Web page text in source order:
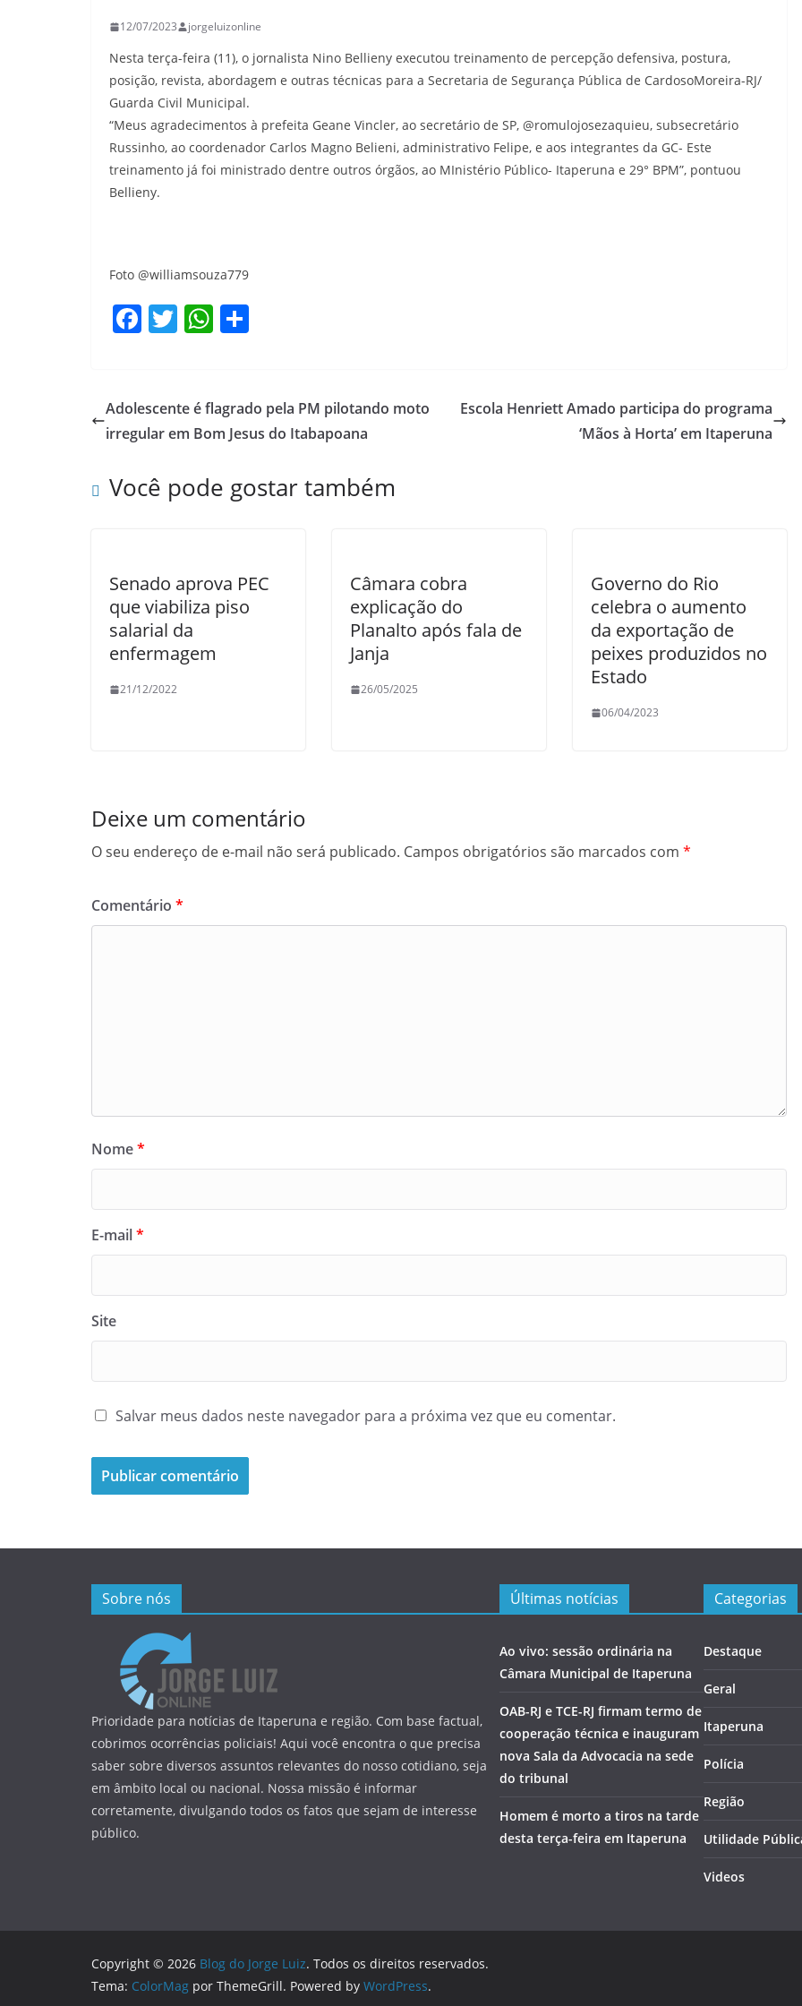
12/07/2023 jorgeluizonline
Nesta terça-feira (11), o jornalista Nino Bellieny executou treinamento de percepção defensiva, postura,
posição, revista, abordagem e outras técnicas para a Secretaria de Segurança Pública de CardosoMoreira-RJ/
Guarda Civil Municipal.
“Meus agradecimentos à prefeita Geane Vincler, ao secretário de SP, @romulojosezaquieu, subsecretário
Russinho, ao coordenador Carlos Magno Belieni, administrativo Felipe, e aos integrantes da GC- Este
treinamento já foi ministrado dentre outros órgãos, ao MInistério Público- Itaperuna e 29° BPM”, pontuou
Bellieny.
Foto @williamsouza779
F
e
b
o
T
er
W
s
A
p
e
Adolescente é flagrado pela PM pilotando moto
irregular em Bom Jesus do Itabapoana
Escola Henriett Amado participa do programa
‘Mãos à Horta’ em Itaperuna
Você pode gostar também
Senado aprova PEC
que viabiliza piso
salarial da
enfermagem
21/12/2022
Câmara cobra
explicação do
Planalto após fala de
Janja
26/05/2025
Governo do Rio
celebra o aumento
da exportação de
peixes produzidos no
Estado
06/04/2023
Deixe um comentário
O seu endereço de e-mail não será publicado. Campos obrigatórios são marcados com *
Comentário *
Nome*
E-mail*
Site
Salvar meus dados neste navegador para a próxima vez que eu comentar.
Sobre nós
Prioridade para notícias de Itaperuna e região. Com base factual,
cobrimos ocorrências policiais! Aqui você encontra o que precisa
saber sobre diversos assuntos relevantes do nosso cotidiano, seja
em âmbito local ou nacional. Nossa missão é informar
corretamente, divulgando todos os fatos que sejam de interesse
público.
Últimas notícias
Ao vivo: sessão ordinária na
Câmara Municipal de Itaperuna
OAB-RJ e TCE-RJ firmam termo de
cooperação técnica e inauguram
nova Sala da Advocacia na sede
do tribunal
Homem é morto a tiros na tarde
desta terça-feira em Itaperuna
Categorias
Destaque
Geral
Itaperuna
Polícia
Região
Utilidade
Videos
Copyright © 2026 Blog do Jorge Luiz. Todos os direitos reservados.
Tema: ColorMag por ThemeGrill. Powered by WordPress.